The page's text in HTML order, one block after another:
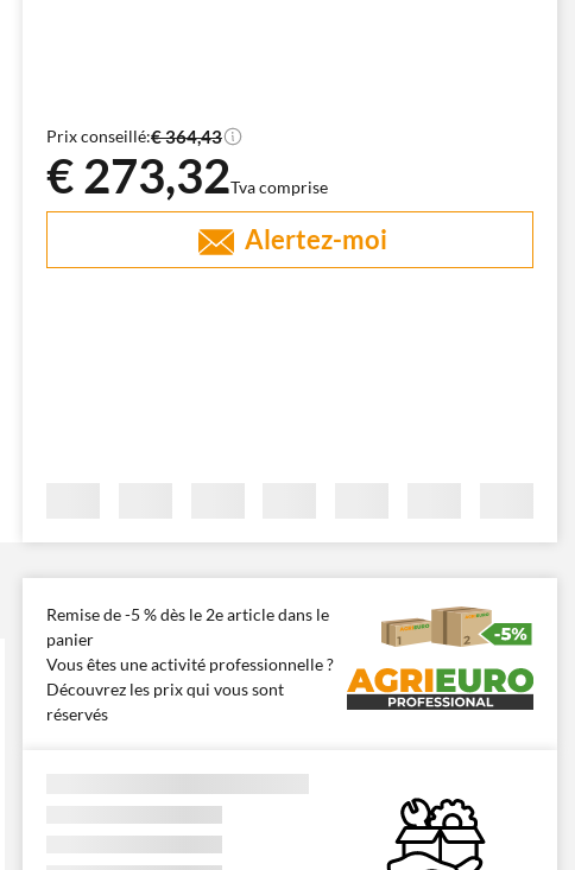
Prix conseillé:€ 364,43
€ 273,32Tva comprise
Alertez-moi
Remise de -5 % dès le 2e article dans le
panier
Vous êtes une activité professionnelle ?
Découvrez les prix qui vous sont
réservés